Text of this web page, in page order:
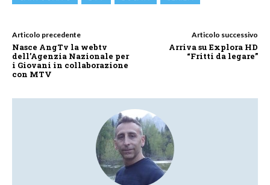
Articolo precedente
Nasce AngTv la webtv
dell’Agenzia Nazionale per
i Giovani in collaborazione
con MTV
Articolo successivo
Arriva su Explora HD
“Fritti da legare”